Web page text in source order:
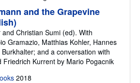
and the Grapevine
Christian Sumi (ed). With
Gramazio, Matthias Kohler, Hannes
and a conversation with
Friedrich Kurrent by Mario Pogacnik
2018